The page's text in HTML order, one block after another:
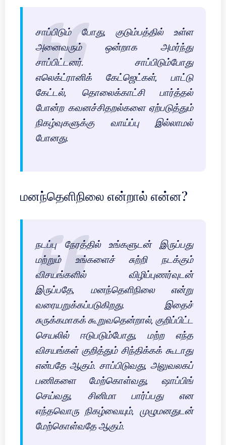
சாப்பிடும் போது, குடும்பத்தில் உள்ள
அனைவரும் ஒன்றாக அமர்ந்து
சாப்பிட்டனர். சாப்பிடும்போது
எலெக்ட்ரானிக் கேட்ஜெட்கள், பாட்டு
கேட்டல், தொலைக்காட்சி பார்த்தல்
போன்ற கவனச்சிதறல்களை ஏற்படுத்தும்
நிகழ்வுகளுக்கு வாய்ப்பு இல்லாமல்
போனது.
மனந்தெளிநிலை என்றால் என்ன?
நடப்பு நேரத்தில் உங்களுடன் இருப்பது
மற்றும் உங்களைச் சுற்றி நடக்கும்
விசயங்களில் விழிப்புணர்வுடன்
இருப்பதே, மனந்தெளிநிலை என்று
வரையறுக்கப்படுகிறது. இதைச்
சுருக்கமாகக் கூறுவதென்றால், குறிப்பிட்ட
செயலில் ஈடுபடும்போது, மற்ற எந்த
விசயங்கள் குறித்தும் சிந்திக்கக் கூடாது
என்பதே ஆகும். சாப்பிடுவது, அலுவலகப்
பணிகளை மேற்கொள்வது, ஷாப்பிங்
செய்வது, சினிமா பார்ப்பது என
எந்தவொரு நிகழ்வையும், முழுமனதுடன்
மேற்கொள்வதே ஆகும்.